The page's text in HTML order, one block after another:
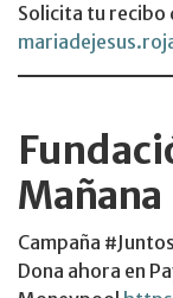
Solicita tu recibo
Mañana
Campaña
Dona ahora en